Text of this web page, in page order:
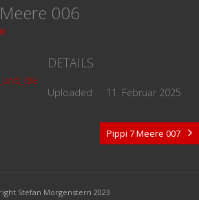
006
DETAILS
Uploaded 11. Februar 2025
Pippi 7 Meere 007
Stefan Morgenstern 2023